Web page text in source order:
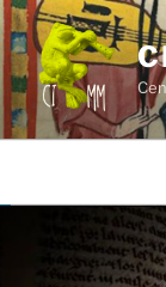
Saltar
al
contenido